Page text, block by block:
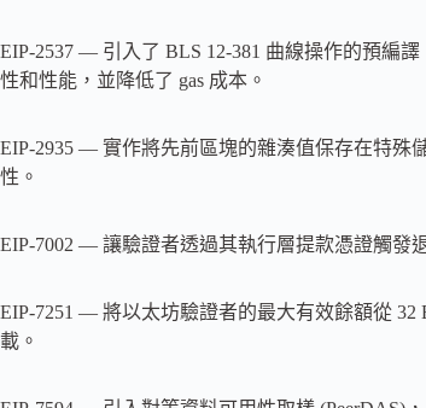
EIP-2537 — 引入了 BLS 12-381 曲線操作的預編
性和性能，並降低了 gas 成本。
EIP-2935 — 實作將先前區塊的雜湊值保存在特殊
性。
EIP-7002 — 讓驗證者透過其執行層提款憑證觸發
EIP-7251 — 將以太坊驗證者的最大有效餘額從
載。